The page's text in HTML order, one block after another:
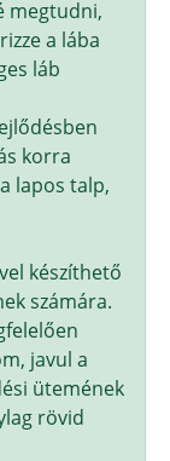
megtudni,
a lába
láb
korra
lapos talp,
készíthető
számára.
javul a
ütemének
rövid